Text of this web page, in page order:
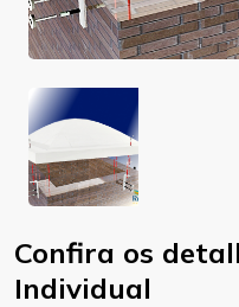
Confira os
Individual